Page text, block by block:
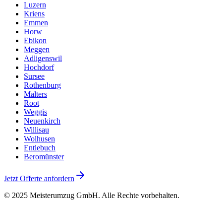
Luzern
Kriens
Emmen
Horw
Ebikon
Meggen
Adligenswil
Hochdorf
Sursee
Rothenburg
Malters
Root
Weggis
Neuenkirch
Willisau
Wolhusen
Entlebuch
Beromünster
Jetzt Offerte anfordern
© 2025 Meisterumzug GmbH. Alle Rechte vorbehalten.